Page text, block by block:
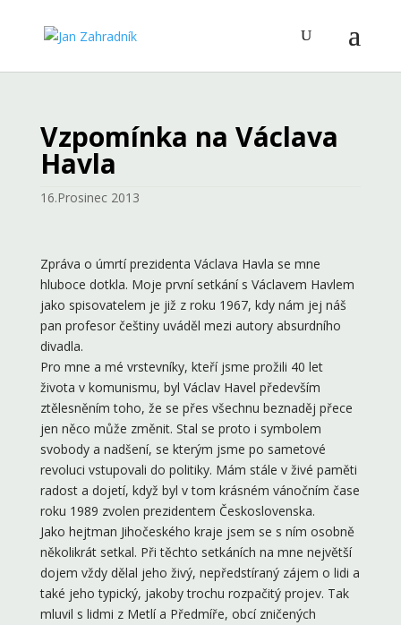
Vzpomínka na Václava
Havla
16.Prosinec 2013
Zpráva o úmrtí prezidenta Václava Havla se mne
hluboce dotkla. Moje první setkání s Václavem Havlem
jako spisovatelem je již z roku 1967, kdy nám jej náš
pan profesor češtiny uváděl mezi autory absurdního
divadla.
Pro mne a mé vrstevníky, kteří jsme prožili 40 let
života v komunismu, byl Václav Havel především
ztělesněním toho, že se přes všechnu beznaděj přece
jen něco může změnit. Stal se proto i symbolem
svobody a nadšení, se kterým jsme po sametové
revoluci vstupovali do politiky. Mám stále v živé paměti
radost a dojetí, když byl v tom krásném vánočním čase
roku 1989 zvolen prezidentem Československa.
Jako hejtman Jihočeského kraje jsem se s ním osobně
několikrát setkal. Při těchto setkáních na mne největší
dojem vždy dělal jeho živý, nepředstíraný zájem o lidi a
také jeho typický, jakoby trochu rozpačitý projev. Tak
mluvil s lidmi z Metlí a Předmíře, obcí zničených